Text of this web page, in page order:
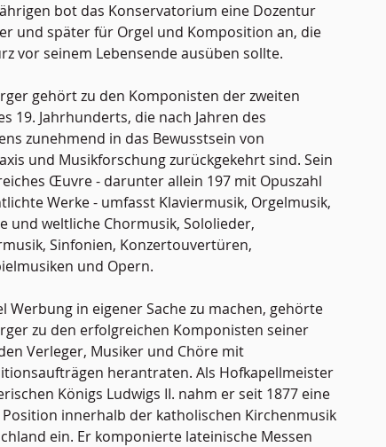
bot das Konservatorium eine Dozentur
und später für Orgel und Komposition an, die
vor seinem Lebensende ausüben sollte.
gehört zu den Komponisten der zweiten
19. Jahrhunderts, die nach Jahren des
zunehmend in das Bewusstsein von
und Musikforschung zurückgekehrt sind. Sein
Œuvre - darunter allein 197 mit Opuszahl
Werke - umfasst Klaviermusik, Orgelmusik,
und weltliche Chormusik, Sololieder,
Sinfonien, Konzertouvertüren,
und Opern.
Werbung in eigener Sache zu machen, gehörte
zu den erfolgreichen Komponisten seiner
Verleger, Musiker und Chöre mit
herantraten. Als Hofkapellmeister
Königs Ludwigs II. nahm er seit 1877 eine
innerhalb der katholischen Kirchenmusik
ein. Er komponierte lateinische Messen